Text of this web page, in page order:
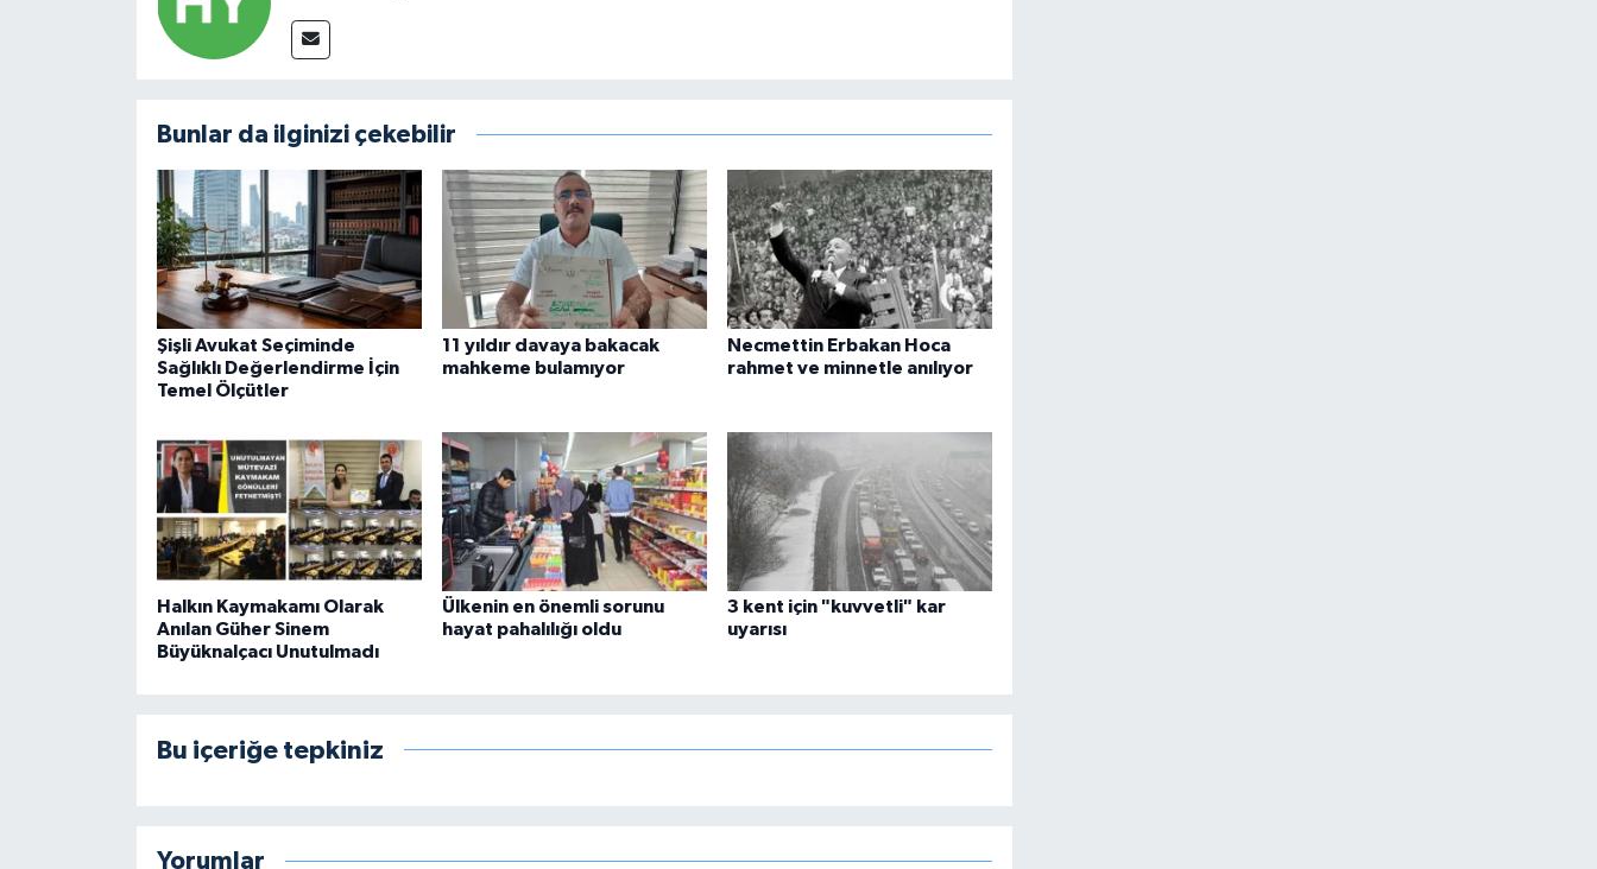
Bunlar da ilginizi çekebilir
Şişli Avukat Seçiminde
Sağlıklı Değerlendirme İçin
Temel Ölçütler
11 yıldır davaya bakacak
mahkeme bulamıyor
Necmettin Erbakan Hoca
rahmet ve minnetle anılıyor
Halkın Kaymakamı Olarak
Anılan Güher Sinem
Büyüknalçacı Unutulmadı
Ülkenin en önemli sorunu
hayat pahalılığı oldu
3 kent için "kuvvetli" kar
uyarısı
Bu içeriğe tepkiniz
Yorumlar